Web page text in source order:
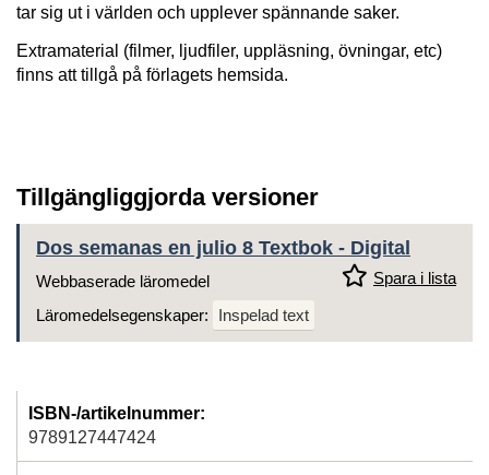
tar sig ut i världen och upplever spännande saker.
Extramaterial (filmer, ljudfiler, uppläsning, övningar, etc)
finns att tillgå på förlagets hemsida.
Tillgängliggjorda versioner
Dos semanas en julio 8 Textbok - Digital
Spara i lista
Webbaserade läromedel
Läromedelsegenskaper:
Inspelad text
ISBN-/artikelnummer:
9789127447424